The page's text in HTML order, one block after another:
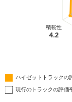
積載性
4.2
ハイゼットトラックの
現行のトラックの評価